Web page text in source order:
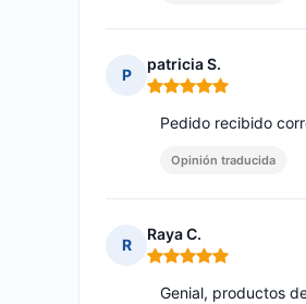
P
patricia S.
Nota: 5 de 5
Pedido recibido
Opinión traducida
R
Raya C.
Nota: 5 de 5
Genial, productos